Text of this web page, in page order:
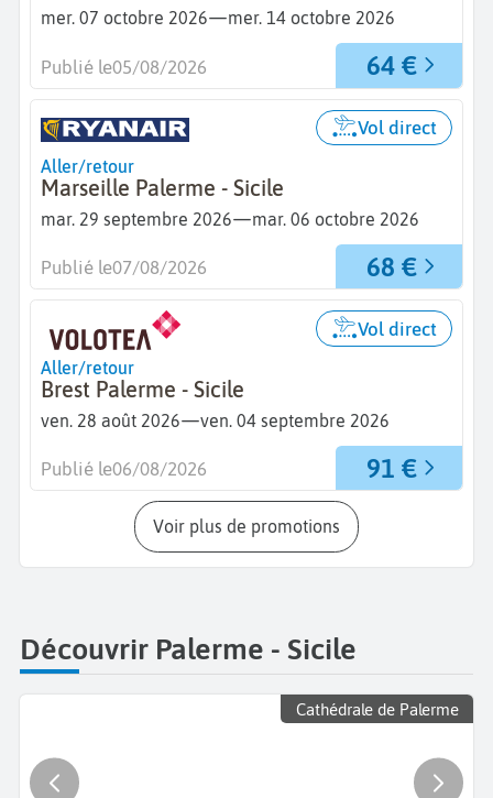
mer. 07 octobre 2026—mer. 14 octobre 2026
64 €
Publié le05/08/2026
Aller/retour
Marseille Palerme - Sicile
mar. 29 septembre 2026—mar. 06 octobre 2026
Vol direct
68 €
Publié le07/08/2026
Aller/retour
Brest Palerme - Sicile
ven. 28 août 2026—ven. 04 septembre 2026
Vol direct
91 €
Publié le06/08/2026
Voir plus de promotions
Découvrir Palerme - Sicile
Cathédrale de Palerme